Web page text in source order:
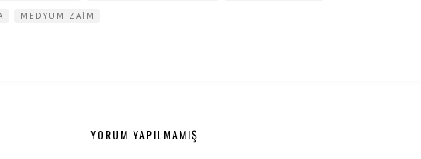
MEDYUM ZAIM
YORUM YAPILMAMIŞ